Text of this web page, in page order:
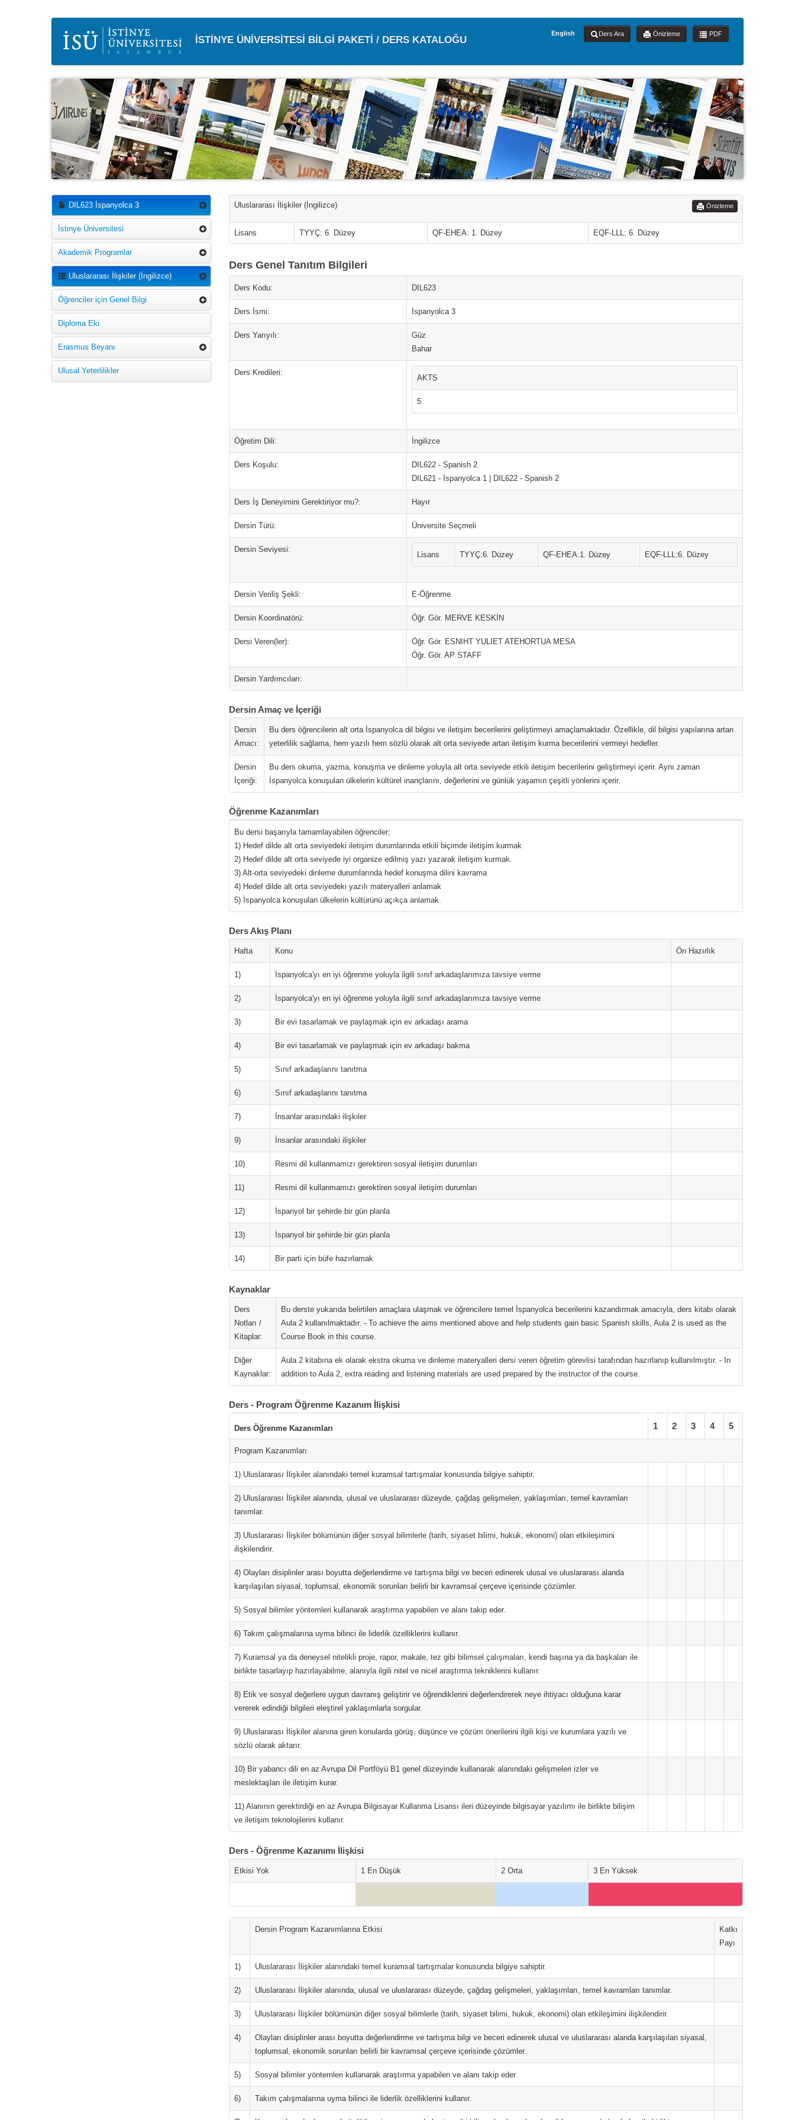
İSTİNYE ÜNİVERSİTESİ BİLGİ PAKETİ / DERS KATALOĞU
English Ders Ara Önizleme PDF
DIL623 İspanyolca 3
İstinye Üniversitesi
Akademik Programlar
Uluslararası İlişkiler (İngilizce)
Öğrenciler için Genel Bilgi
Diploma Eki
Erasmus Beyanı
Ulusal Yeterlilikler
Uluslararası İlişkiler (İngilizce) Önizleme
Lisans TYYÇ: 6. Düzey QF-EHEA: 1. Düzey EQF-LLL: 6. Düzey
Ders Genel Tanıtım Bilgileri
Ders Kodu: DIL623
Ders İsmi: İspanyolca 3
Ders Yarıyılı:
Güz
Bahar
Ders Kredileri:
AKTS
5
Öğretim Dili: İngilizce
Ders Koşulu:
DIL622 - Spanish 2
DIL621 - İspanyolca 1 | DIL622 - Spanish 2
Ders İş Deneyimini Gerektiriyor mu?: Hayır
Dersin Türü: Üniversite Seçmeli
Dersin Seviyesi:
Lisans TYYÇ:6. Düzey QF-EHEA:1. Düzey EQF-LLL:6. Düzey
Dersin Veriliş Şekli: E-Öğrenme
Dersin Koordinatörü: Öğr. Gör. MERVE KESKİN
Dersi Veren(ler):
Öğr. Gör. ESNIHT YULIET ATEHORTUA MESA
Öğr. Gör. AP STAFF
Dersin Yardımcıları:
Dersin Amaç ve İçeriği
Dersin
Amacı:
Bu ders öğrencilerin alt orta İspanyolca dil bilgisi ve iletişim becerilerini geliştirmeyi amaçlamaktadır. Özellikle, dil bilgisi yapılarına artan
yeterlilik sağlama, hem yazılı hem sözlü olarak alt orta seviyede artan iletişim kurma becerilerini vermeyi hedefler.
Dersin
İçeriği:
Bu ders okuma, yazma, konuşma ve dinleme yoluyla alt orta seviyede etkili iletişim becerilerini geliştirmeyi içerir. Aynı zaman
İspanyolca konuşulan ülkelerin kültürel inançlarını, değerlerini ve günlük yaşamın çeşitli yönlerini içerir.
Öğrenme Kazanımları
Bu dersi başarıyla tamamlayabilen öğrenciler;
1) Hedef dilde alt orta seviyedeki iletişim durumlarında etkili biçimde iletişim kurmak
2) Hedef dilde alt orta seviyede iyi organize edilmiş yazı yazarak iletişim kurmak.
3) Alt-orta seviyedeki dinleme durumlarında hedef konuşma dilini kavrama
4) Hedef dilde alt orta seviyedeki yazılı materyalleri anlamak
5) İspanyolca konuşulan ülkelerin kültürünü açıkça anlamak.
Ders Akış Planı
Hafta Konu Ön Hazırlık
1) İspanyolca'yı en iyi öğrenme yoluyla ilgili sınıf arkadaşlarımıza tavsiye verme
2) İspanyolca'yı en iyi öğrenme yoluyla ilgili sınıf arkadaşlarımıza tavsiye verme
3) Bir evi tasarlamak ve paylaşmak için ev arkadaşı arama
4) Bir evi tasarlamak ve paylaşmak için ev arkadaşı bakma
5) Sınıf arkadaşlarını tanıtma
6) Sınıf arkadaşlarını tanıtma
7) İnsanlar arasındaki ilişkiler
9) İnsanlar arasındaki ilişkiler
10) Resmi dil kullanmamızı gerektiren sosyal iletişim durumları
11) Resmi dil kullanmamızı gerektiren sosyal iletişim durumları
12) İspanyol bir şehirde bir gün planla
13) İspanyol bir şehirde bir gün planla
14) Bir parti için büfe hazırlamak
Kaynaklar
Ders
Notları /
Kitaplar:
Bu derste yukarıda belirtilen amaçlara ulaşmak ve öğrencilere temel İspanyolca becerilerini kazandırmak amacıyla, ders kitabı olarak
Aula 2 kullanılmaktadır. - To achieve the aims mentioned above and help students gain basic Spanish skills, Aula 2 is used as the
Course Book in this course.
Diğer
Kaynaklar:
Aula 2 kitabına ek olarak ekstra okuma ve dinleme materyalleri dersi veren öğretim görevlisi tarafından hazırlanıp kullanılmıştır. - In
addition to Aula 2, extra reading and listening materials are used prepared by the instructor of the course.
Ders - Program Öğrenme Kazanım İlişkisi
Ders Öğrenme Kazanımları 1 2 3 4 5
Program Kazanımları
1) Uluslararası İlişkiler alanındaki temel kuramsal tartışmalar konusunda bilgiye sahiptir.
2) Uluslararası İlişkiler alanında, ulusal ve uluslararası düzeyde, çağdaş gelişmeleri, yaklaşımları, temel kavramları
tanımlar.
3) Uluslararası İlişkiler bölümünün diğer sosyal bilimlerle (tarih, siyaset bilimi, hukuk, ekonomi) olan etkileşimini
ilişkilendirir.
4) Olayları disiplinler arası boyutta değerlendirme ve tartışma bilgi ve beceri edinerek ulusal ve uluslararası alanda
karşılaşılan siyasal, toplumsal, ekonomik sorunları belirli bir kavramsal çerçeve içerisinde çözümler.
5) Sosyal bilimler yöntemleri kullanarak araştırma yapabilen ve alanı takip eder.
6) Takım çalışmalarına uyma bilinci ile liderlik özelliklerini kullanır.
7) Kuramsal ya da deneysel nitelikli proje, rapor, makale, tez gibi bilimsel çalışmaları, kendi başına ya da başkaları ile
birlikte tasarlayıp hazırlayabilme, alanıyla ilgili nitel ve nicel araştırma tekniklerini kullanır.
8) Etik ve sosyal değerlere uygun davranış geliştirir ve öğrendiklerini değerlendirerek neye ihtiyacı olduğuna karar
vererek edindiği bilgileri eleştirel yaklaşımlarla sorgular.
9) Uluslararası İlişkiler alanına giren konularda görüş, düşünce ve çözüm önerilerini ilgili kişi ve kurumlara yazılı ve
sözlü olarak aktarır.
10) Bir yabancı dili en az Avrupa Dil Portföyü B1 genel düzeyinde kullanarak alanındaki gelişmeleri izler ve
meslektaşları ile iletişim kurar.
11) Alanının gerektirdiği en az Avrupa Bilgisayar Kullanma Lisansı ileri düzeyinde bilgisayar yazılımı ile birlikte bilişim
ve iletişim teknolojilerini kullanır.
Ders - Öğrenme Kazanımı İlişkisi
Etkisi Yok 1 En Düşük 2 Orta 3 En Yüksek
Dersin Program Kazanımlarına Etkisi
Katkı
Payı
1) Uluslararası İlişkiler alanındaki temel kuramsal tartışmalar konusunda bilgiye sahiptir.
2) Uluslararası İlişkiler alanında, ulusal ve uluslararası düzeyde, çağdaş gelişmeleri, yaklaşımları, temel kavramları tanımlar.
3) Uluslararası İlişkiler bölümünün diğer sosyal bilimlerle (tarih, siyaset bilimi, hukuk, ekonomi) olan etkileşimini ilişkilendirir.
4)
Olayları disiplinler arası boyutta değerlendirme ve tartışma bilgi ve beceri edinerek ulusal ve uluslararası alanda karşılaşılan siyasal,
toplumsal, ekonomik sorunları belirli bir kavramsal çerçeve içerisinde çözümler.
5) Sosyal bilimler yöntemleri kullanarak araştırma yapabilen ve alanı takip eder.
6) Takım çalışmalarına uyma bilinci ile liderlik özelliklerini kullanır.